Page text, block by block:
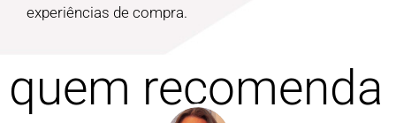
experiências de compra.
quem recomenda